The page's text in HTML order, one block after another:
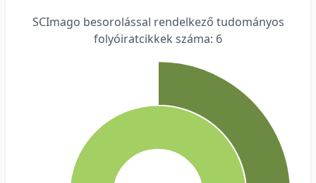
SCImago besorolással rendelkező tudományos
folyóiratcikkek száma: 6